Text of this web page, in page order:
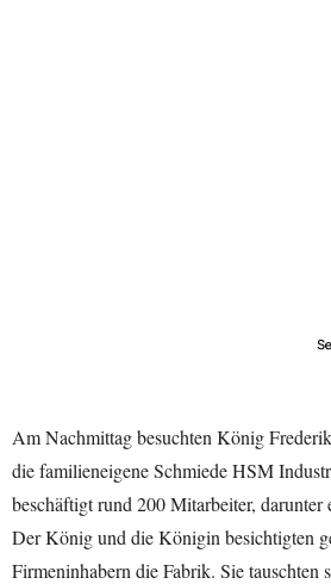
Am Nachmittag besuchten König
die familieneigene Schmiede HSM
beschäftigt rund 200 Mitarbeiter,
Der König und die Königin besichtigten
Firmeninhabern die Fabrik. Sie tauschten